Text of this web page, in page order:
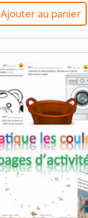
Ajouter au panier